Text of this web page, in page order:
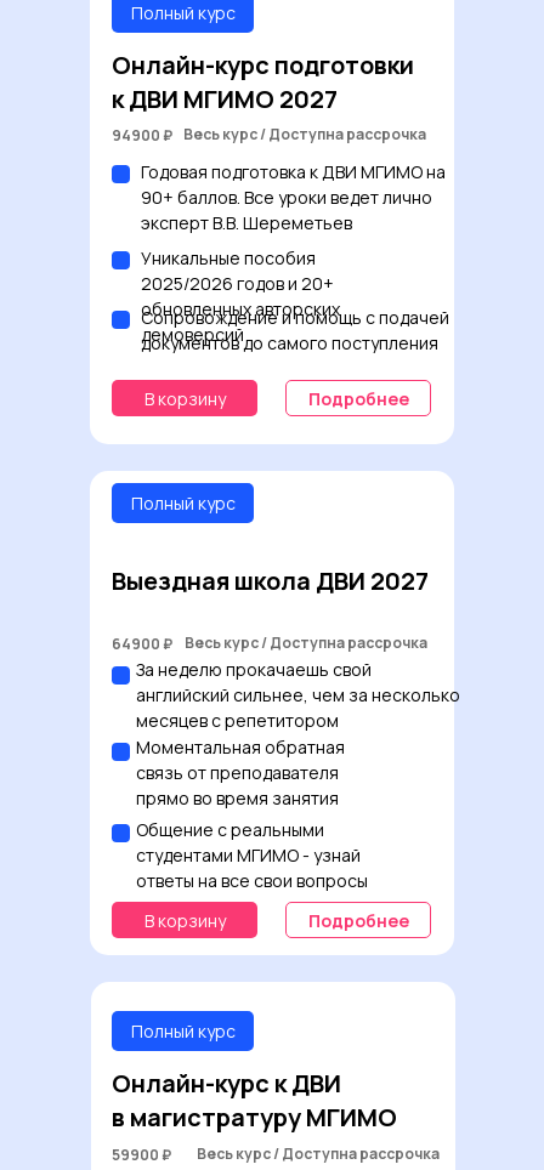
Спасибо большое преподавателю и
кураторам курса ДВИ МГИМО!
Данный курс помогает получить
готов помочь и разъяснить сложные
моменты в структуре экзамена.
В целом, курсы пол подготовке к ДВИ
МГИМО - это лучшая инвестиция в
свое будущее!
Подробнее
В корзину
Полный курс
Онлайн-курс подготовки
к ДВИ МГИМО 2027
Весь курс / Доступна рассрочка
94900 ₽
64900 ₽ Весь курс / Доступна рассрочка
Весь курс / Доступна рассрочка
59900 ₽
Годовая подготовка к ДВИ МГИМО на
90+ баллов. Все уроки ведет лично
эксперт В.В. Шереметьев
Сопровождение и помощь с подачей
документов до самого поступления
Уникальные пособия
2025/2026 годов и 20+
обновленных авторских
демоверсий
За неделю прокачаешь свой
английский сильнее, чем за несколько
месяцев с репетитором
Выездная школа ДВИ 2027
Полный курс
В корзину Подробнее
Моментальная обратная
связь от преподавателя
прямо во время занятия
Общение с реальными
студентами МГИМО - узнай
ответы на все свои вопросы
Полный курс
Онлайн-курс к ДВИ
в магистратуру МГИМО